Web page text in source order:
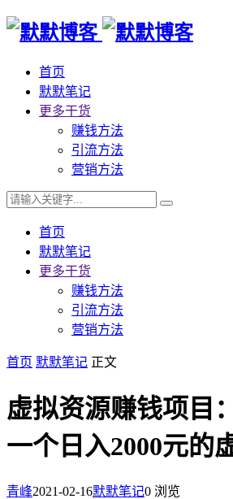
首页
默默笔记
更多干货
赚钱方法
引流方法
营销方法
首页
默默笔记
更多干货
赚钱方法
引流方法
营销方法
首页 默默笔记 正文
虚拟资源赚钱项目
一个日入2000元的
青峰2021-02-16默默笔记0 浏览